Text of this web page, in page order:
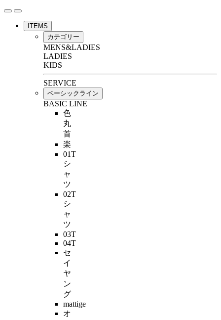
ITEMS
カテゴリー
MENS&LADIES
LADIES
KIDS
SERVICE
ベーシックライン
BASIC LINE
色
丸
首
楽
01T
シ
ャ
ツ
02T
シ
ャ
ツ
03T
04T
セ
イ
ヤ
ン
グ
mattige
オ